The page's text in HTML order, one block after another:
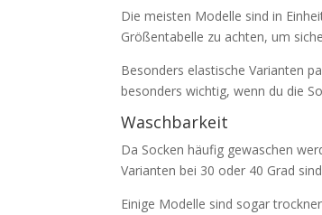
Die meisten Modelle sind in
Größentabelle zu achten, um
Besonders elastische Varianten
besonders wichtig, wenn du die
Waschbarkeit
Da Socken häufig gewaschen
Varianten bei 30 oder 40 Grad
Einige Modelle sind sogar